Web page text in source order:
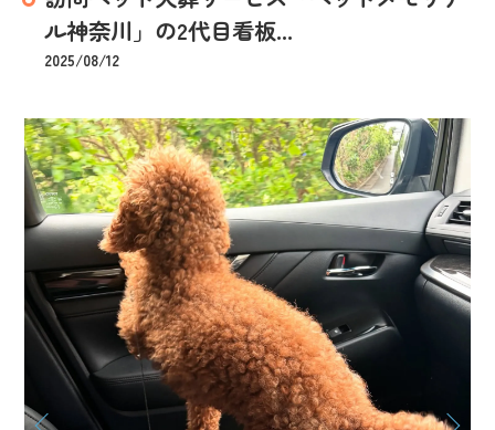
ル神奈川」の2代目看板...
2025/08/12